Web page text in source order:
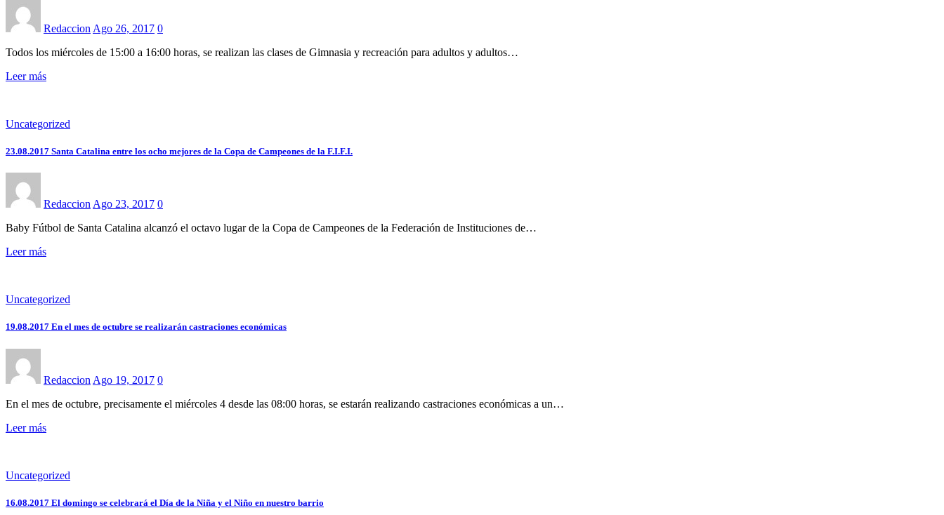
Redaccion Ago 26, 2017 0
Todos los miércoles de 15:00 a 16:00 horas, se realizan las clases de Gimnasia y recreación para adultos y adultos…
Leer más
Uncategorized
23.08.2017 Santa Catalina entre los ocho mejores de la Copa de Campeones de la F.I.F.I.
Redaccion Ago 23, 2017 0
Baby Fútbol de Santa Catalina alcanzó el octavo lugar de la Copa de Campeones de la Federación de Instituciones de…
Leer más
Uncategorized
19.08.2017 En el mes de octubre se realizarán castraciones económicas
Redaccion Ago 19, 2017 0
En el mes de octubre, precisamente el miércoles 4 desde las 08:00 horas, se estarán realizando castraciones económicas a un…
Leer más
Uncategorized
16.08.2017 El domingo se celebrará el Día de la Niña y el Niño en nuestro barrio